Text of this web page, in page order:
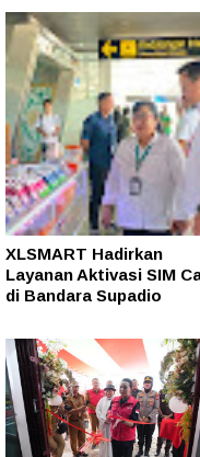
XLSMART Hadirkan
Layanan Aktivasi SIM
di Bandara Supadio